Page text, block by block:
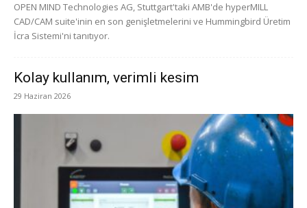
OPEN MIND Technologies AG, Stuttgart'taki AMB'de hyperMILL
CAD/CAM suite'inin en son genişletmelerini ve Hummingbird Üretim
İcra Sistemi'ni tanıtıyor.
Kolay kullanım, verimli kesim
29 Haziran 2026